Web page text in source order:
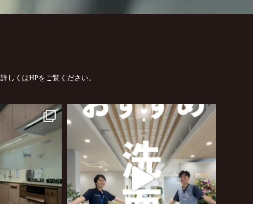
詳しくはHPをご覧ください。